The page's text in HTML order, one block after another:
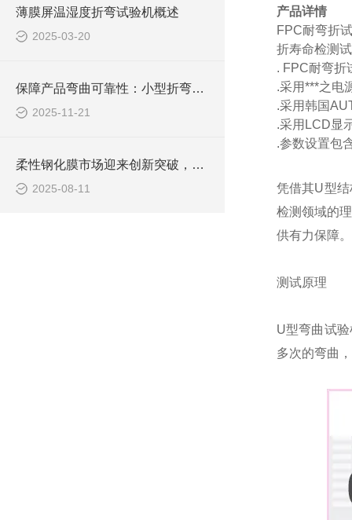
薄膜屏温湿度折弯试验机概述
2025-03-20
保障产品弯曲可靠性：小型折弯试验机在轻量化产品研发中的核心作用
2025-11-21
柔性钢化膜市场迎来创新突破，皓天折弯试验机照亮产业升级之路
2025-08-11
产品详情
FPC耐弯折
折寿命检测
. FPC耐弯折
.采用***之电
.采用韩国
.采用LCD显
.参数设置包
凭借其U型
检测领域的
供有力保障
测试原理
U型弯曲试
多次的弯曲